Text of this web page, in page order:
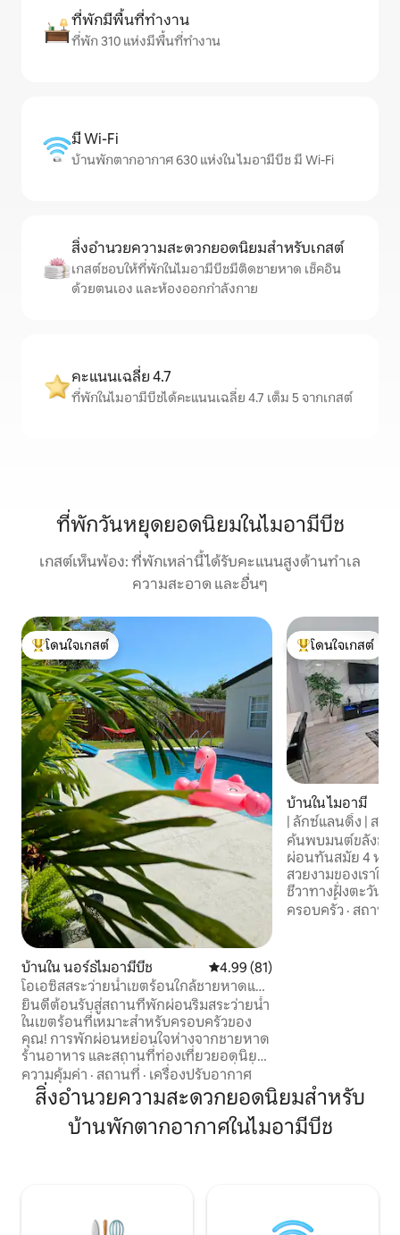
ที่พักมีพื้นที่ทำงาน
ที่พัก 310 แห่งมีพื้นที่ทำงาน
มี Wi-Fi
บ้านพักตากอากาศ 630 แห่งใน ไมอามีบีช มี Wi-Fi
สิ่งอำนวยความสะดวกยอดนิยมสำหรับเกสต์
เกสต์ชอบให้ที่พักในไมอามีบีชมีติดชายหาด เช็คอิน
ด้วยตนเอง และห้องออกกำลังกาย
คะแนนเฉลี่ย 4.7
ที่พักในไมอามีบีชได้คะแนนเฉลี่ย 4.7 เต็ม 5 จากเกสต์
ที่พักวันหยุดยอดนิยมในไมอามีบีช
เกสต์เห็นพ้อง: ที่พักเหล่านี้ได้รับคะแนนสูงด้านทำเล
ความสะอาด และอื่นๆ
โดนใจเกสต์ที่สุด
โดนใจเกสต์
บ้านใน นอร์ธไมอามีบีช คะแนนเฉลี่ย 4.99 จาก 5, 81 รีวิว
4.99 (81)
โอเอซิสสระว่ายน้ำเขตร้อนใกล้ชายหาดและ
ความสนุกสนานในไมอามี
ยินดีต้อนรับสู่สถานที่พักผ่อนริมสระว่ายน้ำ
ในเขตร้อนที่เหมาะสำหรับครอบครัวของ
คุณ! การพักผ่อนหย่อนใจห่างจากชายหาด
ร้านอาหาร และสถานที่ท่องเที่ยวยอดนิยม
ในไมอามีเพียงไม่กี่นาที วิลล่าส่วนตัวที่มีสิ่ง
อำนวยความสะดวกครบครันแห่งนี้เป็น
สถานที่พักผ่อนที่สมบูรณ์แบบของคุณ ★
ทำเลที่ยอดเยี่ยม: 20 นาทีจากสนามบินไม
อามี ★ รองรับได้ 8 คนอย่างสบาย: 2 ห้อง
อุปกรณ์ชายหาด เตียงอาบแดด และห้อง
ความคุ้มค่า · สถานที่ · เครื่องปรับอากาศ
โดนใจเกสต์ที่สุด
โดนใจเกสต์
บ้านใน ไมอามี
| ลักซ์แลนดิ้ง | สระ
รุก + บาร์บีคิว + ก
ค้นพบมนต์ขลังขอ
ผ่อนทันสมัย 4 ห้อ
สวยงามของเราใ
ชีวาทางฝั่งตะวันต
เปิดโล่งนี้สามารถร
ครอบครัว · สถานที่
สิ่งอำนวยความสะดวกยอดนิยมสำหรับ
บ้านพักตากอากาศในไมอามีบีช